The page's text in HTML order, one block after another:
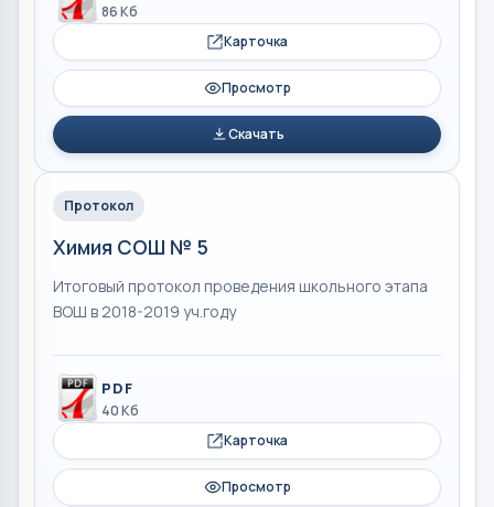
86 Кб
Карточка
Просмотр
Скачать
Протокол
Химия СОШ № 5
Итоговый протокол проведения школьного этапа
ВОШ в 2018-2019 уч.году
PDF
40 Кб
Карточка
Просмотр